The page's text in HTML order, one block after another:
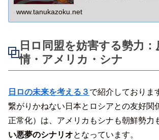
www.tanukazoku.net
日ロ同盟を妨害する勢力：
情・アメリカ・シナ
日ロの未来を考える３ で紹介しておりま
繋がりかねない日本とロシアとの友好関
正常化）は、アメリカもシナも朝鮮勢力
い悪夢のシナリオとなっています。